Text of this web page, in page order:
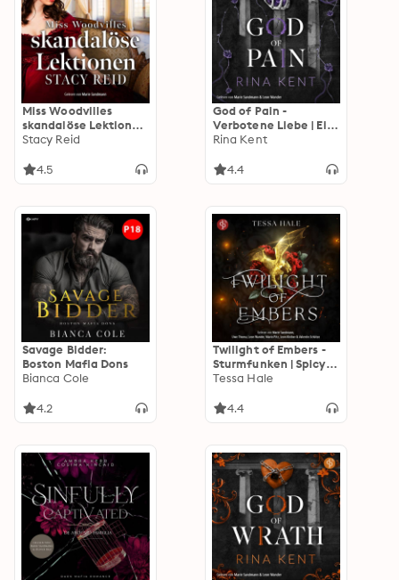
Miss Woodvilles
skandalöse Lektionen
| Regency Romance
Sensibilities, Band 3
Stacy Reid
4.5
God of Pain -
Verbotene Liebe | Ein
Fake-Dating Mafia
Hörbuch - The King's
Rina Kent
4.4
Savage Bidder:
Boston Mafia Dons
Bianca Cole
4.2
Twilight of Embers -
Sturmfunken | Spicy
Romantasy / Reverse
Hörbuch - Dragons of
Tessa Hale
4.4